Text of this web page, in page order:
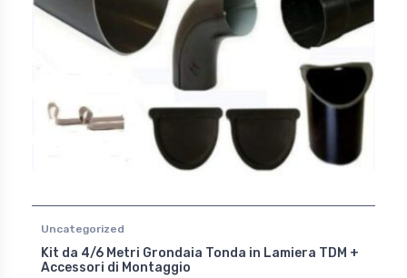
Uncategorized
Kit da 4/6 Metri Grondaia Tonda in Lamiera TDM +
Accessori di Montaggio